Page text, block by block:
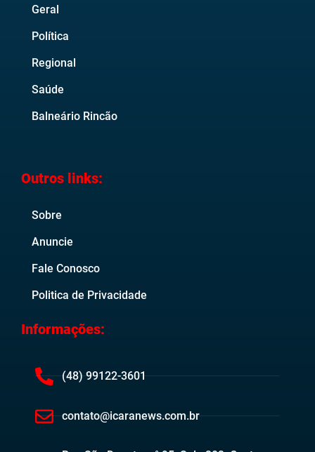
Geral
Política
Regional
Saúde
Balneário Rincão
Outros links:
Sobre
Anuncie
Fale Conosco
Politica de Privacidade
Informações:
(48) 99122-3601
contato@icaranews.com.br